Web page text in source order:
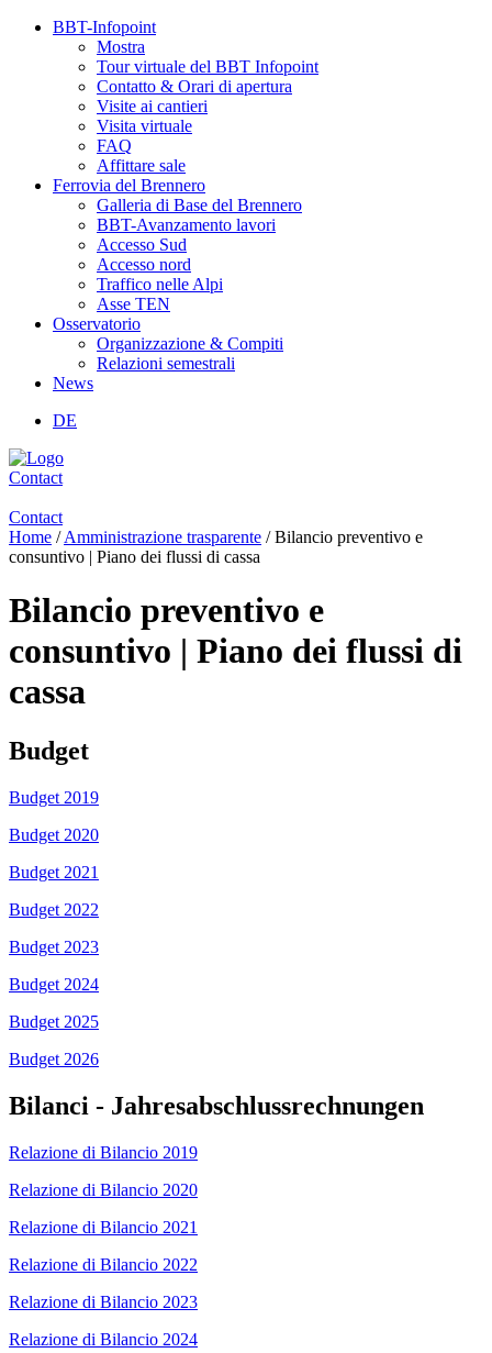
BBT-Infopoint
Mostra
Tour virtuale del BBT Infopoint
Contatto & Orari di apertura
Visite ai cantieri
Visita virtuale
FAQ
Affittare sale
Ferrovia del Brennero
Galleria di Base del Brennero
BBT-Avanzamento lavori
Accesso Sud
Accesso nord
Traffico nelle Alpi
Asse TEN
Osservatorio
Organizzazione & Compiti
Relazioni semestrali
News
DE
Contact
Contact
Home /Amministrazione trasparente /Bilancio preventivo e
consuntivo | Piano dei flussi di cassa
Bilancio preventivo e
consuntivo | Piano dei flussi di
cassa
Budget
Budget 2019
Budget 2020
Budget 2021
Budget 2022
Budget 2023
Budget 2024
Budget 2025
Budget 2026
Bilanci - Jahresabschlussrechnungen
Relazione di Bilancio 2019
Relazione di Bilancio 2020
Relazione di Bilancio 2021
Relazione di Bilancio 2022
Relazione di Bilancio 2023
Relazione di Bilancio 2024